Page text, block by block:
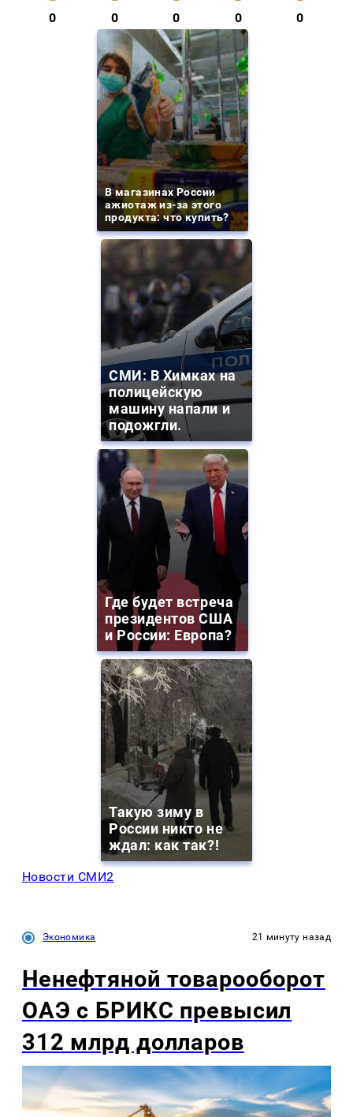
0 0 0 0 0
В магазинах России
ажиотаж из-за этого
продукта: что купить?
СМИ: В Химках на
полицейскую
машину напали и
подожгли.
Где будет встреча
президентов США
и России: Европа?
Такую зиму в
России никто не
ждал: как так?!
Новости СМИ2
Экономика 21 минуту назад
Ненефтяной товарооборот
ОАЭ с БРИКС превысил
312 млрд долларов